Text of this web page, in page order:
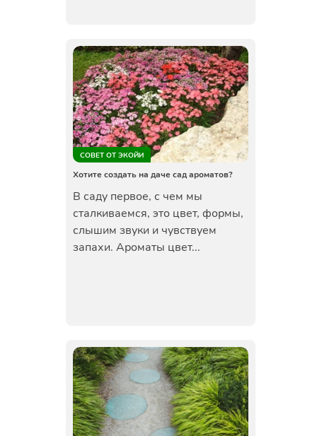
СОВЕТ ОТ ЭКОЙИ
Хотите создать на даче сад ароматов?
В саду первое, с чем мы
сталкиваемся, это цвет, формы,
слышим звуки и чувствуем
запахи. Ароматы цвет...